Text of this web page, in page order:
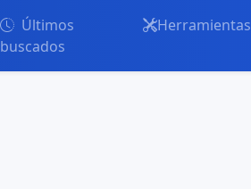
Últimos
buscados
Herramientas